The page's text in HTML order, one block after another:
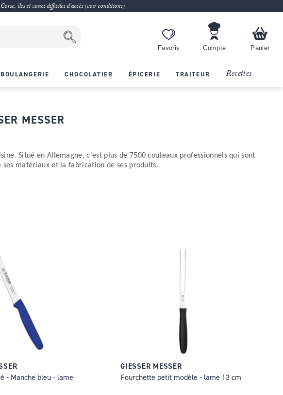
îles et zones difficiles d'accès (voir conditions)
Favoris Compte Panier
BOULANGERIE CHOCOLATIER ÉPICERIE TRAITEUR Recettes
MESSER
Situé en Allemagne, c'est plus de 7500 couteaux professionnels qui sont
matériaux et la fabrication de ses produits.
- Manche bleu - lame
GIESSER MESSER
Fourchette petit modèle - lame 13 cm